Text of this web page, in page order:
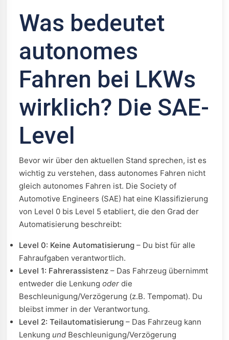
Was bedeutet
autonomes
Fahren bei LKWs
wirklich? Die SAE-
Level
Bevor wir über den aktuellen Stand sprechen, ist es
wichtig zu verstehen, dass autonomes Fahren nicht
gleich autonomes Fahren ist. Die Society of
Automotive Engineers (SAE) hat eine Klassifizierung
von Level 0 bis Level 5 etabliert, die den Grad der
Automatisierung beschreibt:
Level 0: Keine Automatisierung – Du bist für alle
Fahraufgaben verantwortlich.
Level 1: Fahrerassistenz – Das Fahrzeug übernimmt
entweder die Lenkung oder die
Beschleunigung/Verzögerung (z.B. Tempomat). Du
bleibst immer in der Verantwortung.
Level 2: Teilautomatisierung – Das Fahrzeug kann
Lenkung und Beschleunigung/Verzögerung